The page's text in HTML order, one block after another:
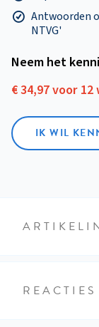
Antwoorden
NTVG'
Neem het
€ 34,97 voor 12
IK WIL
REACTIES